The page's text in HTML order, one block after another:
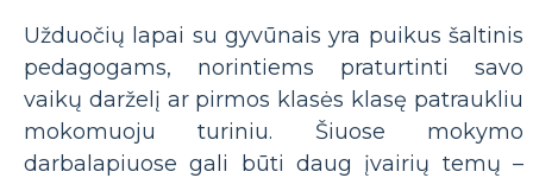
Užduočių lapai su gyvūnais yra puikus šaltinis
pedagogams, norintiems praturtinti savo
vaikų darželį ar pirmos klasės klasę patraukliu
mokomuoju turiniu. Šiuose mokymo
darbalapiuose gali būti daug įvairių temų –